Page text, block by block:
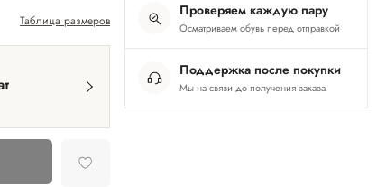
Таблица размеров
Проверяем каждую пару
Осматриваем обувь перед отправкой
Поддержка после покупки
Мы на связи до получения заказа